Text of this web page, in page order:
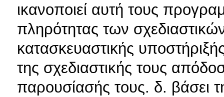
ικανοποιεί αυτή τους
πληρότητας των
κατασκευαστικής
της σχεδιαστικής τους
παρουσίασής τους. δ. βάσει